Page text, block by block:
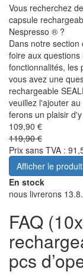
Vous recherchez
capsule
Nespresso ® ?
Dans notre
foire aux
fonctionnalités, les
vous avez une
rechargeable
veuillez l'ajouter
ferons un plaisir
109,90 €
119,90 €
Prix sans TVA :
Afficher le produit
En stock
nous livrerons 13.8.
FAQ
pcs